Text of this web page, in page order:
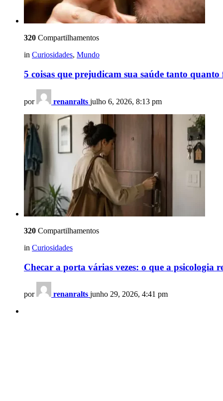
320 Compartilhamentos
in Curiosidades, Mundo
5 coisas que prejudicam sua saúde tanto
por renanralts julho 6, 2026, 8:13 pm
320 Compartilhamentos
in Curiosidades
Checar a porta várias vezes: o que a psicologia
por renanralts junho 29, 2026, 4:41 pm